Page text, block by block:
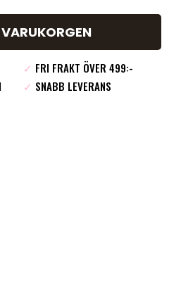
✓ FRI FRAKT ÖVER 499:-
✓ SNABB LEVERANS